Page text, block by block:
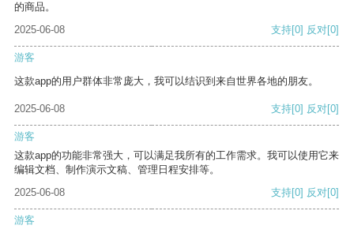
的商品。
2025-06-08
支持[0] 反对[0]
游客
这款app的用户群体非常庞大，我可以结识到来自世界各地的朋友。
2025-06-08 支持[0] 反对[0]
游客
这款app的功能非常强大，可以满足我所有的工作需求。我可以使用它来
编辑文档、制作演示文稿、管理日程安排等。
2025-06-08
支持[0] 反对[0]
游客